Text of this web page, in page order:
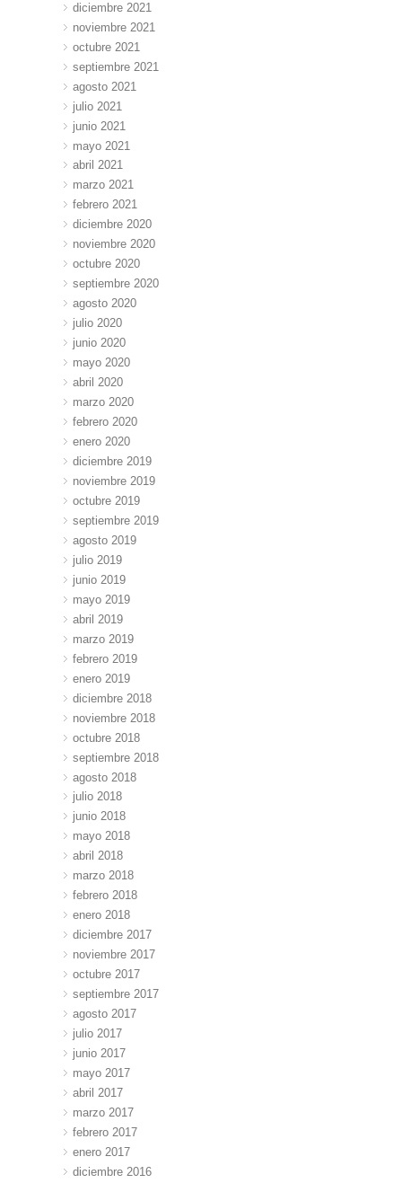
diciembre 2021
noviembre 2021
octubre 2021
septiembre 2021
agosto 2021
julio 2021
junio 2021
mayo 2021
abril 2021
marzo 2021
febrero 2021
diciembre 2020
noviembre 2020
octubre 2020
septiembre 2020
agosto 2020
julio 2020
junio 2020
mayo 2020
abril 2020
marzo 2020
febrero 2020
enero 2020
diciembre 2019
noviembre 2019
octubre 2019
septiembre 2019
agosto 2019
julio 2019
junio 2019
mayo 2019
abril 2019
marzo 2019
febrero 2019
enero 2019
diciembre 2018
noviembre 2018
octubre 2018
septiembre 2018
agosto 2018
julio 2018
junio 2018
mayo 2018
abril 2018
marzo 2018
febrero 2018
enero 2018
diciembre 2017
noviembre 2017
octubre 2017
septiembre 2017
agosto 2017
julio 2017
junio 2017
mayo 2017
abril 2017
marzo 2017
febrero 2017
enero 2017
diciembre 2016